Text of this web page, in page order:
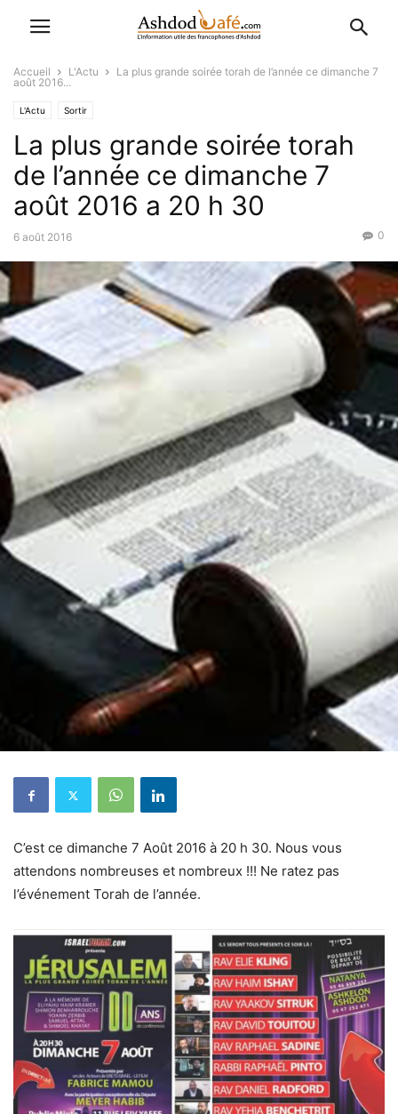
Accueil L'Actu
La plus grande soirée torah de l’année ce dimanche 7
août 2016...
L'Actu Sortir
La plus grande soirée torah
de l’année ce dimanche 7
août 2016 a 20 h 30
6 août 2016 0
C’est ce dimanche 7 Août 2016 à 20 h 30. Nous vous
attendons nombreuses et nombreux !!! Ne ratez pas
l’événement Torah de l’année.